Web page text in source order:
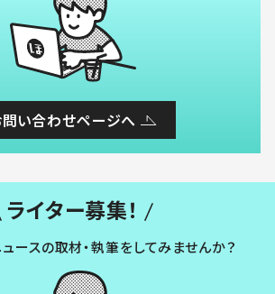
い合わせページへ
ライター募集！
ースの取材・執筆をしてみませんか？